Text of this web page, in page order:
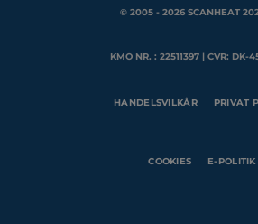
© 2005 - 2026 SCANHEAT
KMO NR. : 22511397 | CVR: DK-
HANDELSVILKÅR PRIVAT
COOKIES E-POLITIK